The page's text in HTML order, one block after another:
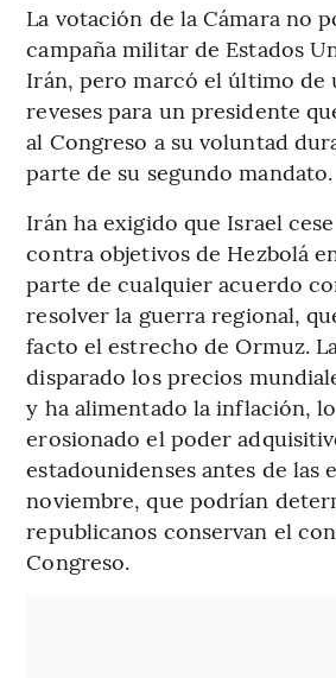
La votación de la Cámara no
campaña militar de Estados
Irán, pero marcó el último de
reveses para un presidente
al Congreso a su voluntad
parte de su segundo mandato.
Irán ha exigido que Israel
contra objetivos de Hezbolá
parte de cualquier acuerdo
resolver la guerra regional,
facto el estrecho de Ormuz.
disparado los precios
y ha alimentado la inflación,
erosionado el poder
estadounidenses antes de las
noviembre, que podrían
republicanos conservan el
Congreso.